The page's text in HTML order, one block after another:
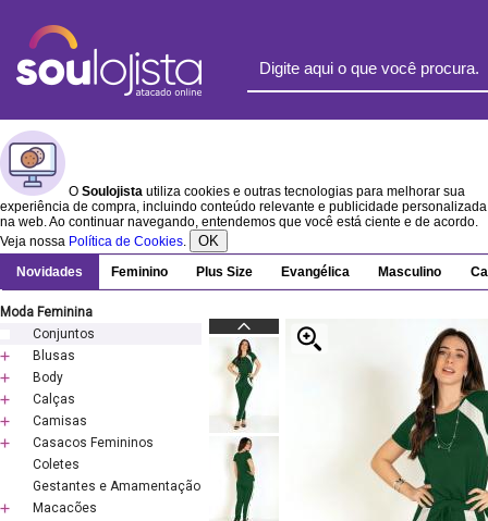
O Soulojista utiliza cookies e outras tecnologias para melhorar sua
experiência de compra, incluindo conteúdo relevante e publicidade personalizada
na web. Ao continuar navegando, entendemos que você está ciente e de acordo.
Veja nossa Política de Cookies. OK
Novidades Feminino Plus Size Evangélica Masculino
Moda Feminina
Conjuntos
Blusas
Body
Calças
Camisas
Casacos Femininos
Coletes
Gestantes e Amamentação
Macacões